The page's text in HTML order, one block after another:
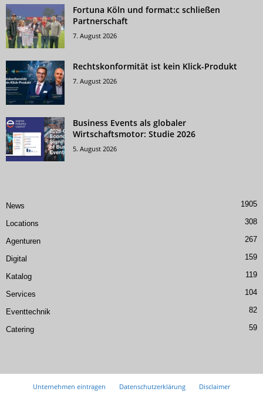
Fortuna Köln und format:c schließen
Partnerschaft
7. August 2026
Rechtskonformität ist kein Klick-Produkt
7. August 2026
Business Events als globaler
Wirtschaftsmotor: Studie 2026
5. August 2026
News 1905
Locations 308
Agenturen 267
Digital 159
Katalog 119
Services 104
Eventtechnik 82
Catering 59
Unternehmen eintragen Datenschutzerklärung
Disclaimer